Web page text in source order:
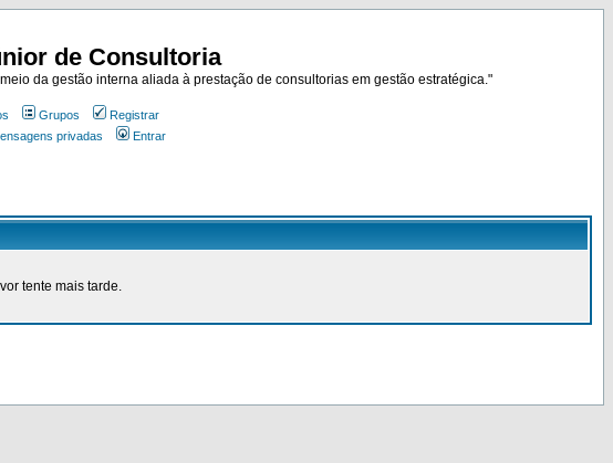
de Consultoria
da gestão interna aliada à prestação de consultorias em gestão estratégica."
Grupos
Registrar
privadas Entrar
tente mais tarde.